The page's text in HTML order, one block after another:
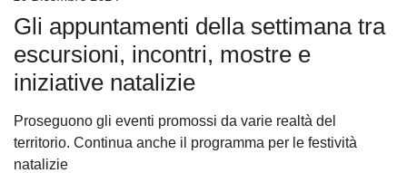
Gli appuntamenti della settimana tra
escursioni, incontri, mostre e
iniziative natalizie
Proseguono gli eventi promossi da varie realtà del
territorio. Continua anche il programma per le festività
natalizie